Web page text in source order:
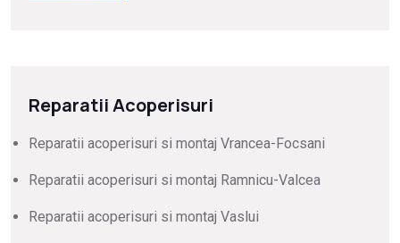
Reparatii Acoperisuri
Reparatii acoperisuri si montaj Vrancea-Focsani
Reparatii acoperisuri si montaj Ramnicu-Valcea
Reparatii acoperisuri si montaj Vaslui